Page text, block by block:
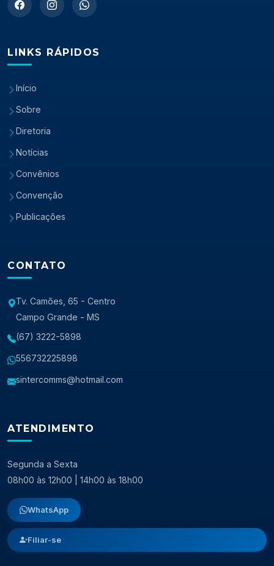
LINKS RÁPIDOS
Início
Sobre
Diretoria
Notícias
Convênios
Convenção
Publicações
CONTATO
Tv. Camões, 65 - Centro
Campo Grande - MS
(67) 3222-5898
556732225898
sintercomms@hotmail.com
ATENDIMENTO
Segunda a Sexta
08h00 às 12h00 | 14h00 às 18h00
WhatsApp
Filiar-se